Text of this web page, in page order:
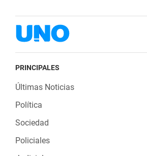
PRINCIPALES
Últimas Noticias
Política
Sociedad
Policiales